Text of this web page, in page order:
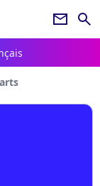
newsletter search